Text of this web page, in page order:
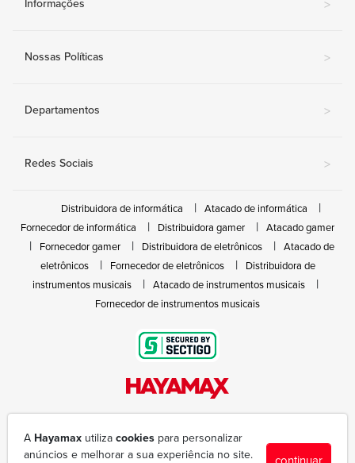
Informações >
Nossas Políticas >
Departamentos >
Redes Sociais >
Distribuidora de informática
Atacado de informática
Fornecedor de informática
Distribuidora gamer
Atacado gamer
Fornecedor gamer
Distribuidora de eletrônicos
Atacado de
eletrônicos
Fornecedor de eletrônicos
Distribuidora de
instrumentos musicais
Atacado de instrumentos musicais
Fornecedor de instrumentos musicais
(43) 3377-6600
hayamax@hayamax.com.br
A Hayamax utiliza cookies para personalizar
anúncios e melhorar a sua experiência no site.